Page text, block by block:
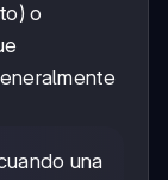
o
una